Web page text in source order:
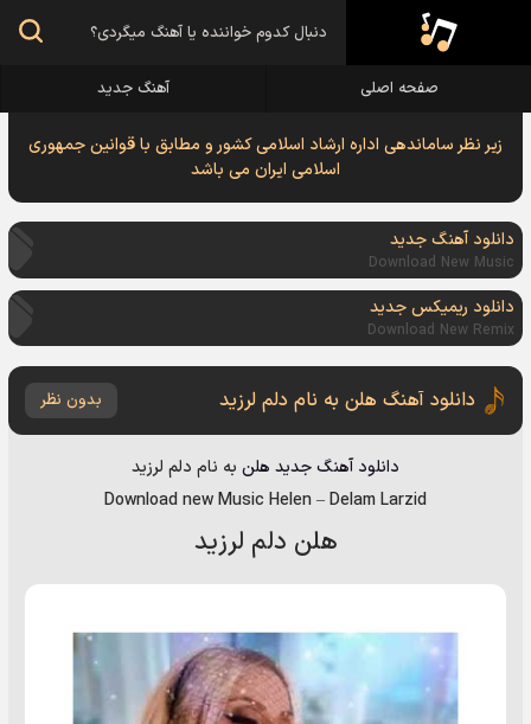
صفحه اصلی آهنگ جدید
زیر نظر ساماندهی اداره ارشاد اسلامی کشور و مطابق با قوانین جمهوری
اسلامی ایران می باشد
دانلود آهنگ جدید
Download New Music
دانلود ریمیکس جدید
Download New Remix
دانلود آهنگ هلن به نام دلم لرزید بدون نظر
دانلود آهنگ جدید هلن به نام دلم لرزید
Download new Music Helen–Delam Larzid
هلن دلم لرزید